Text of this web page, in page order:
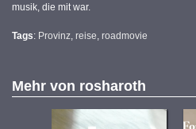
musik, die mit war.
Tags: Provinz, reise, roadmovie
Mehr von rosharoth